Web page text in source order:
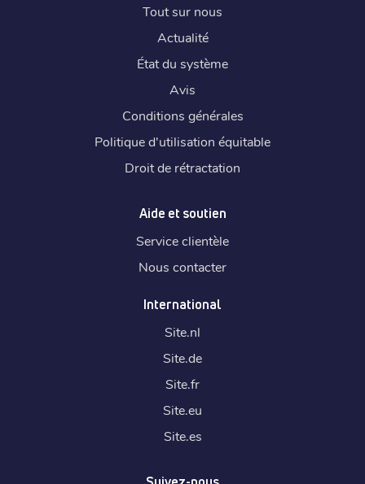
Tout sur nous
Actualité
État du système
Avis
Conditions générales
Politique d'utilisation équitable
Droit de rétractation
Aide et soutien
Service clientèle
Nous contacter
International
Site.nl
Site.de
Site.fr
Site.eu
Site.es